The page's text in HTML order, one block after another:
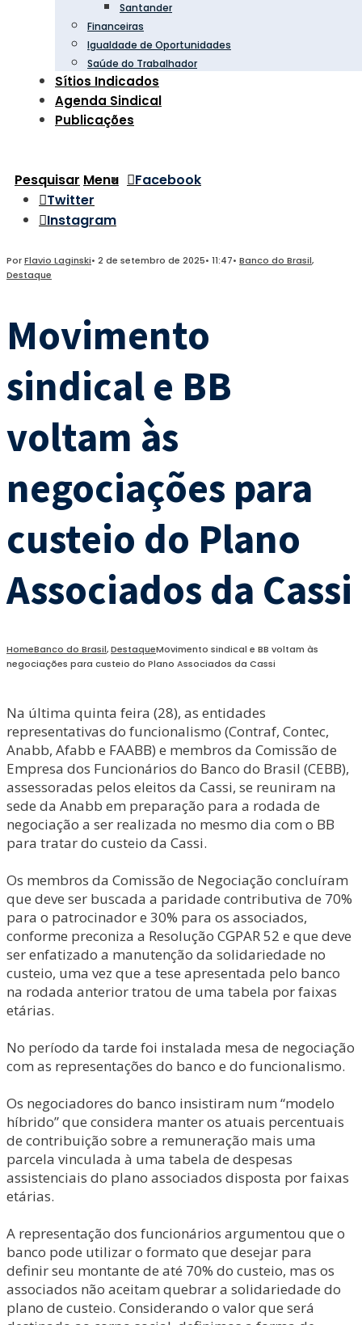
Santander
Financeiras
Igualdade de Oportunidades
Saúde do Trabalhador
Sítios Indicados
Agenda Sindical
Publicações
Pesquisar Menu
Facebook
Twitter
Instagram
PorFlavio Laginski• 2 de setembro de 2025• 11:47• Banco do Brasil,
Destaque
Movimento
sindical e BB
voltam às
negociações para
custeio do Plano
Associados da Cassi
HomeBanco do Brasil,DestaqueMovimento sindical e BB voltam às
negociações para custeio do Plano Associados da Cassi
Na última quinta feira (28), as entidades
representativas do funcionalismo (Contraf, Contec,
Anabb, Afabb e FAABB) e membros da Comissão de
Empresa dos Funcionários do Banco do Brasil (CEBB),
assessoradas pelos eleitos da Cassi, se reuniram na
sede da Anabb em preparação para a rodada de
negociação a ser realizada no mesmo dia com o BB
para tratar do custeio da Cassi.
Os membros da Comissão de Negociação concluíram
que deve ser buscada a paridade contributiva de 70%
para o patrocinador e 30% para os associados,
conforme preconiza a Resolução CGPAR 52 e que deve
ser enfatizado a manutenção da solidariedade no
custeio, uma vez que a tese apresentada pelo banco
na rodada anterior tratou de uma tabela por faixas
etárias.
No período da tarde foi instalada mesa de negociação
com as representações do banco e do funcionalismo.
Os negociadores do banco insistiram num “modelo
híbrido” que considera manter os atuais percentuais
de contribuição sobre a remuneração mais uma
parcela vinculada à uma tabela de despesas
assistenciais do plano associados disposta por faixas
etárias.
A representação dos funcionários argumentou que o
banco pode utilizar o formato que desejar para
definir seu montante de até 70% do custeio, mas os
associados não aceitam quebrar a solidariedade do
plano de custeio. Considerando o valor que será